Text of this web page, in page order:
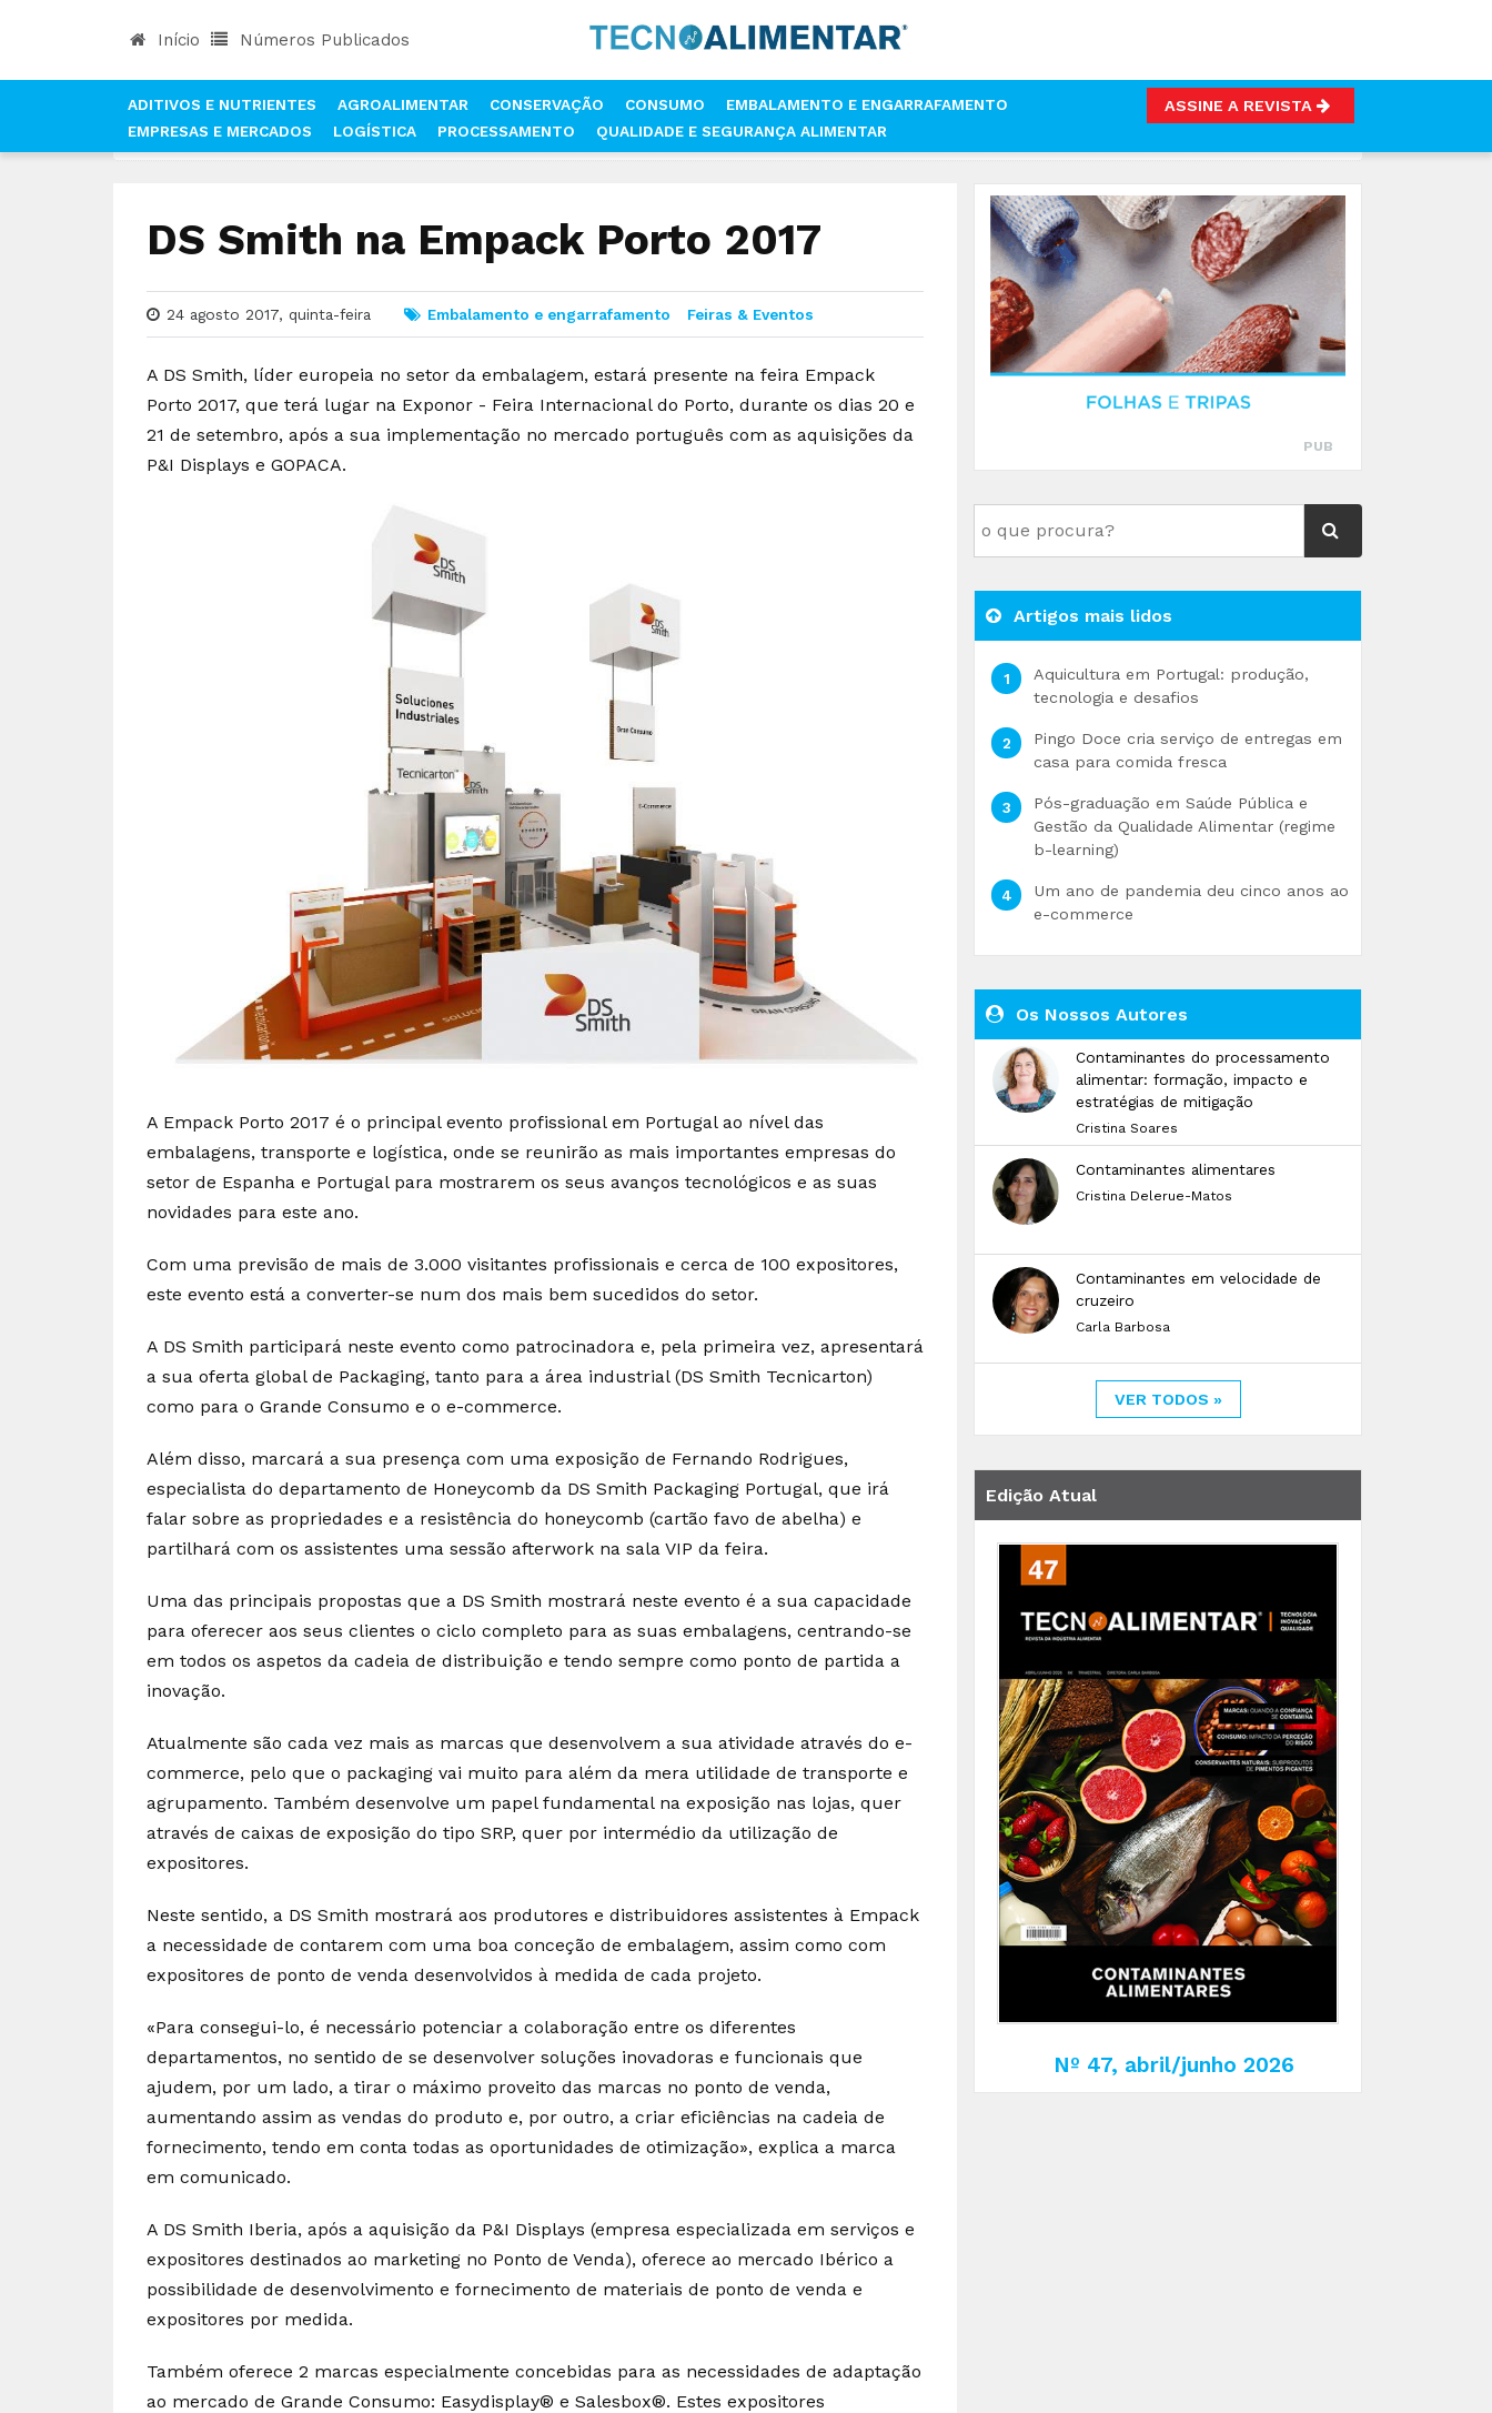
Início Números Publicados
ADITIVOS E NUTRIENTES AGROALIMENTAR CONSERVAÇÃO CONSUMO
EMBALAMENTO E ENGARRAFAMENTO
EMPRESAS E MERCADOS
LOGÍSTICA PROCESSAMENTO QUALIDADE E SEGURANÇA ALIMENTAR
ASSINE A REVISTA
DS SMITH NA EMPACK PORTO 2017
DS Smith na Empack Porto 2017
24 agosto 2017, quinta-feira Embalamento e engarrafamento Feiras & Eventos
A DS Smith, líder europeia no setor da embalagem, estará presente na feira Empack
Porto 2017, que terá lugar na Exponor - Feira Internacional do Porto, durante os dias 20 e
21 de setembro, após a sua implementação no mercado português com as aquisições da
P&I Displays e GOPACA.
A Empack Porto 2017 é o principal evento profissional em Portugal ao nível das
embalagens, transporte e logística, onde se reunirão as mais importantes empresas do
setor de Espanha e Portugal para mostrarem os seus avanços tecnológicos e as suas
novidades para este ano.
Com uma previsão de mais de 3.000 visitantes profissionais e cerca de 100 expositores,
este evento está a converter-se num dos mais bem sucedidos do setor.
A DS Smith participará neste evento como patrocinadora e, pela primeira vez, apresentará
a sua oferta global de Packaging, tanto para a área industrial (DS Smith Tecnicarton)
como para o Grande Consumo e o e-commerce.
Além disso, marcará a sua presença com uma exposição de Fernando Rodrigues,
especialista do departamento de Honeycomb da DS Smith Packaging Portugal, que irá
falar sobre as propriedades e a resistência do honeycomb (cartão favo de abelha) e
partilhará com os assistentes uma sessão afterwork na sala VIP da feira.
Uma das principais propostas que a DS Smith mostrará neste evento é a sua capacidade
para oferecer aos seus clientes o ciclo completo para as suas embalagens, centrando-se
em todos os aspetos da cadeia de distribuição e tendo sempre como ponto de partida a
inovação.
Atualmente são cada vez mais as marcas que desenvolvem a sua atividade através do e-
commerce, pelo que o packaging vai muito para além da mera utilidade de transporte e
agrupamento. Também desenvolve um papel fundamental na exposição nas lojas, quer
através de caixas de exposição do tipo SRP, quer por intermédio da utilização de
expositores.
Neste sentido, a DS Smith mostrará aos produtores e distribuidores assistentes à Empack
a necessidade de contarem com uma boa conceção de embalagem, assim como com
expositores de ponto de venda desenvolvidos à medida de cada projeto.
«Para consegui-lo, é necessário potenciar a colaboração entre os diferentes
departamentos, no sentido de se desenvolver soluções inovadoras e funcionais que
ajudem, por um lado, a tirar o máximo proveito das marcas no ponto de venda,
aumentando assim as vendas do produto e, por outro, a criar eficiências na cadeia de
fornecimento, tendo em conta todas as oportunidades de otimização», explica a marca
em comunicado.
A DS Smith Iberia, após a aquisição da P&I Displays (empresa especializada em serviços e
expositores destinados ao marketing no Ponto de Venda), oferece ao mercado Ibérico a
possibilidade de desenvolvimento e fornecimento de materiais de ponto de venda e
expositores por medida.
Também oferece 2 marcas especialmente concebidas para as necessidades de adaptação
ao mercado de Grande Consumo: Easydisplay® e Salesbox®. Estes expositores
PUB
Artigos mais lidos
Aquicultura em Portugal: produção,
tecnologia e desafios
Pingo Doce cria serviço de entregas em
casa para comida fresca
Pós-graduação em Saúde Pública e
Gestão da Qualidade Alimentar (regime
b-learning)
Um ano de pandemia deu cinco anos ao
e-commerce
Os Nossos Autores
Contaminantes do processamento
alimentar: formação, impacto e
estratégias de mitigação
Cristina Soares
Contaminantes alimentares
Cristina Delerue-Matos
Contaminantes em velocidade de
cruzeiro
Carla Barbosa
VER TODOS »
Edição Atual
Nº 47, abril/junho 2026